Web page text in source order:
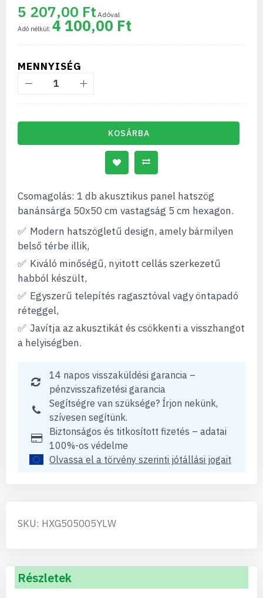
5 207,00 Ft
4 100,00 Ft
MENNYISÉG
KOSÁRBA
Csomagolás: 1 db akusztikus panel hatszög
banánsárga 50x50 cm vastagság 5 cm hexagon.
Modern hatszögletű design, amely bármilyen
belső térbe illik,
Kiváló minőségű, nyitott cellás szerkezetű
habból készült,
Egyszerű telepítés ragasztóval vagy öntapadó
réteggel,
Javítja az akusztikát és csökkenti a visszhangot
a helyiségben.
14 napos visszaküldési garancia –
pénzvisszafizetési garancia
Segítségre van szüksége? Írjon nekünk,
szívesen segítünk.
Biztonságos és titkosított fizetés – adatai
100%-os védelme
Olvassa el a törvény szerinti jótállási jogait
SKU: HXG505005YLW
Részletek